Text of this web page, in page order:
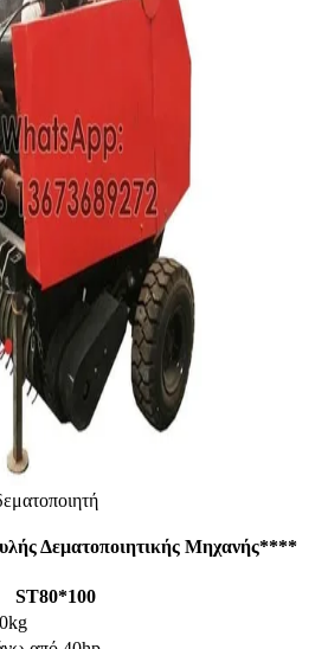
Δεματοποιητικής Μηχανής****
ST80*100